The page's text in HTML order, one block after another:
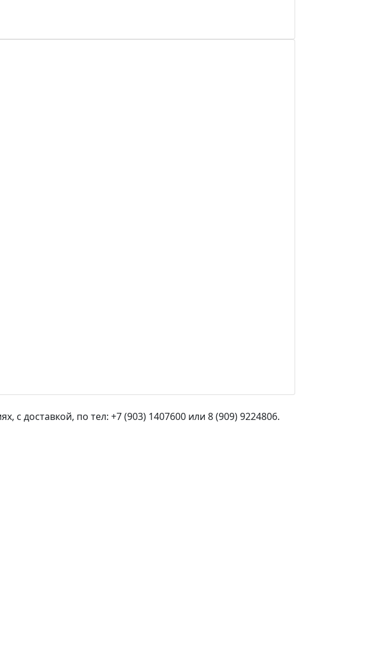
доставкой, по тел: +7 (903) 1407600 или 8 (909) 9224806.